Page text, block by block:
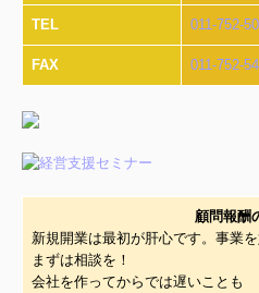
TEL 011-752-
FAX 011-752-
顧問報酬
新規開業は最初が肝心です。事業
まずは相談を！
会社を作ってからでは遅いことも